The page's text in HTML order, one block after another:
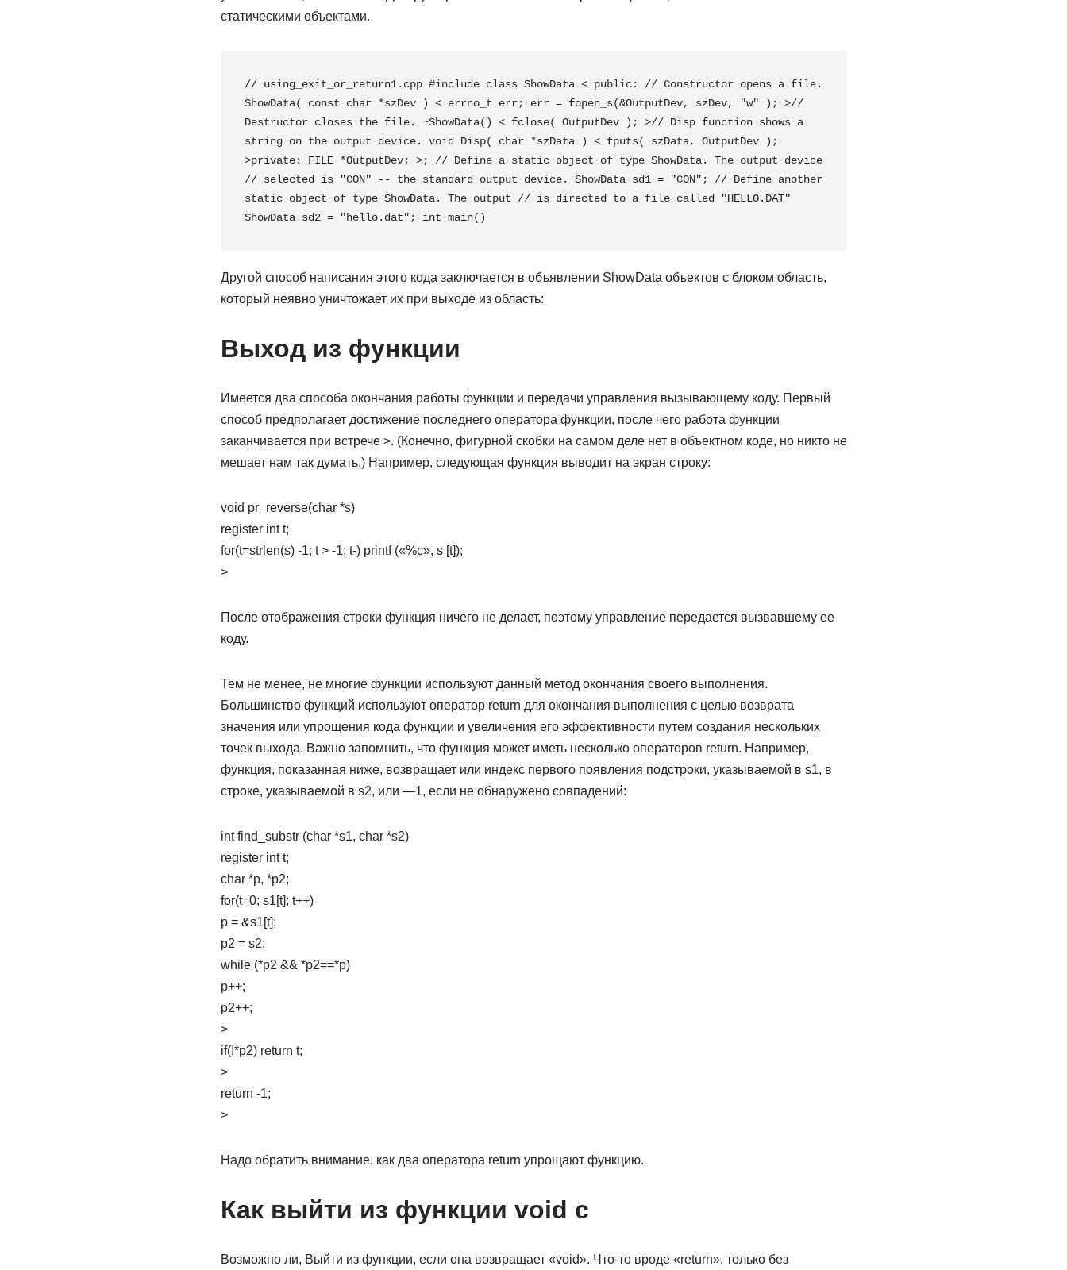
статическими объектами.
// using_exit_or_return1.cpp #include class ShowData < public: // Constructor opens a file.
ShowData( const char *szDev ) < errno_t err; err = fopen_s(&OutputDev, szDev, "w" ); >//
Destructor closes the file. ~ShowData() < fclose( OutputDev ); >// Disp function shows a
string on the output device. void Disp( char *szData ) < fputs( szData, OutputDev );
>private: FILE *OutputDev; >; // Define a static object of type ShowData. The output device
// selected is "CON" -- the standard output device. ShowData sd1 = "CON"; // Define another
static object of type ShowData. The output // is directed to a file called "HELLO.DAT"
ShowData sd2 = "hello.dat"; int main()
Другой способ написания этого кода заключается в объявлении ShowData объектов с блоком область,
который неявно уничтожает их при выходе из область:
Выход из функции
Имеется два способа окончания работы функции и передачи управления вызывающему коду. Первый
способ предполагает достижение последнего оператора функции, после чего работа функции
заканчивается при встрече >. (Конечно, фигурной скобки на самом деле нет в объектном коде, но никто не
мешает нам так думать.) Например, следующая функция выводит на экран строку:
void pr_reverse(char *s)
register int t;
for(t=strlen(s) -1; t > -1; t-) printf («%c», s [t]);
>
После отображения строки функция ничего не делает, поэтому управление передается вызвавшему ее
коду.
Тем не менее, не многие функции используют данный метод окончания своего выполнения.
Большинство функций используют оператор return для окончания выполнения с целью возврата
значения или упрощения кода функции и увеличения его эффективности путем создания нескольких
точек выхода. Важно запомнить, что функция может иметь несколько операторов return. Например,
функция, показанная ниже, возвращает или индекс первого появления подстроки, указываемой в s1, в
строке, указываемой в s2, или —1, если не обнаружено совпадений:
int find_substr (char *s1, char *s2)
register int t;
char *p, *p2;
for(t=0; s1[t]; t++)
p = &s1[t];
p2 = s2;
while (*p2 && *p2==*p)
p++;
p2++;
>
if(!*p2) return t;
>
return -1;
>
Надо обратить внимание, как два оператора return упрощают функцию.
Как выйти из функции void c
Возможно ли, Выйти из функции, если она возвращает «void». Что-то вроде «return», только без